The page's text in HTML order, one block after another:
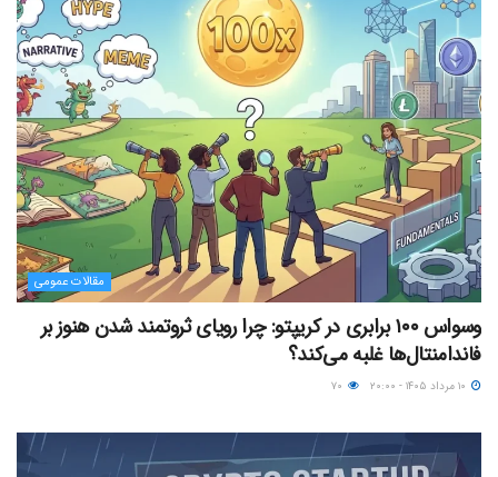
مقالات عمومی
وسواس ۱۰۰ برابری در کریپتو: چرا رویای ثروتمند شدن هنوز بر
فاندامنتال‌ها غلبه می‌کند؟